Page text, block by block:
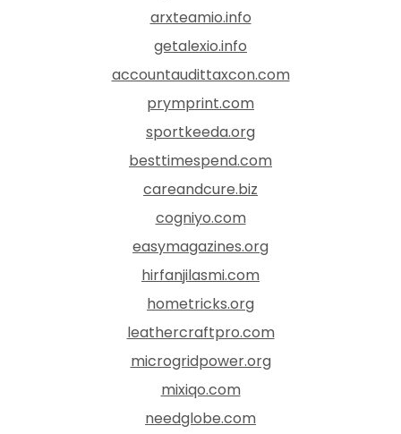
arxteamio.info
getalexio.info
accountaudittaxcon.com
prymprint.com
sportkeeda.org
besttimespend.com
careandcure.biz
cogniyo.com
easymagazines.org
hirfanjilasmi.com
hometricks.org
leathercraftpro.com
microgridpower.org
mixiqo.com
needglobe.com